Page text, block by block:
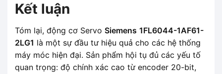
Kết luận
Tóm lại, động cơ Servo Siemens 1FL6044-1AF61-
2LG1 là một sự đầu tư hiệu quả cho các hệ thống
máy móc hiện đại. Sản phẩm hội tụ đủ các yếu tố
quan trọng: độ chính xác cao từ encoder 20-bit,